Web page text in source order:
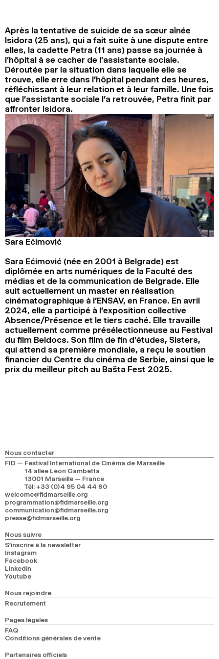
RECHERCHE
Après la tentative de suicide de sa sœur aînée
Isidora (25 ans), qui a fait suite à une dispute entre
elles, la cadette Petra (11 ans) passe sa journée à
l’hôpital à se cacher de l’assistante sociale.
Déroutée par la situation dans laquelle elle se
trouve, elle erre dans l’hôpital pendant des heures,
réfléchissant à leur relation et à leur famille. Une fois
que l’assistante sociale l’a retrouvée, Petra finit par
affronter Isidora.
Sara Ećimović
Sara Ećimović (née en 2001 à Belgrade) est
diplômée en arts numériques de la Faculté des
médias et de la communication de Belgrade. Elle
suit actuellement un master en réalisation
cinématographique à l’ENSAV, en France. En avril
2024, elle a participé à l’exposition collective
Absence/Présence et le tiers caché. Elle travaille
actuellement comme présélectionneuse au Festival
du film Beldocs. Son film de fin d’études, Sisters,
qui attend sa première mondiale, a reçu le soutien
financier du Centre du cinéma de Serbie, ainsi que le
prix du meilleur pitch au Bašta Fest 2025.
Nous contacter
FID — Festival International de Cinéma de Marseille
14 allée Léon Gambetta
13001 Marseille — France
Tél: +33 (0)4 95 04 44 90
welcome@fidmarseille.org
programmation@fidmarseille.org
communication@fidmarseille.org
presse@fidmarseille.org
Nous suivre
S’inscrire à la newsletter
Instagram
Facebook
Linkedin
Youtube
Nous rejoindre
Recrutement
Pages légales
FAQ
Conditions générales de vente
Partenaires officiels